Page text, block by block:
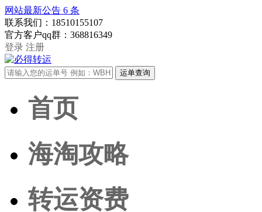
网站最新公告 6 条
联系我们： 18510155107
官方客户qq群： 368816349
登录 注册
首页
海淘攻略
转运资费